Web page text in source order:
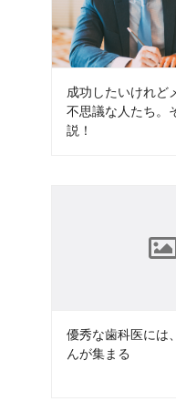
成功したいけれど
不思議な人たち。
説！
優秀な歯科医には
んが集まる